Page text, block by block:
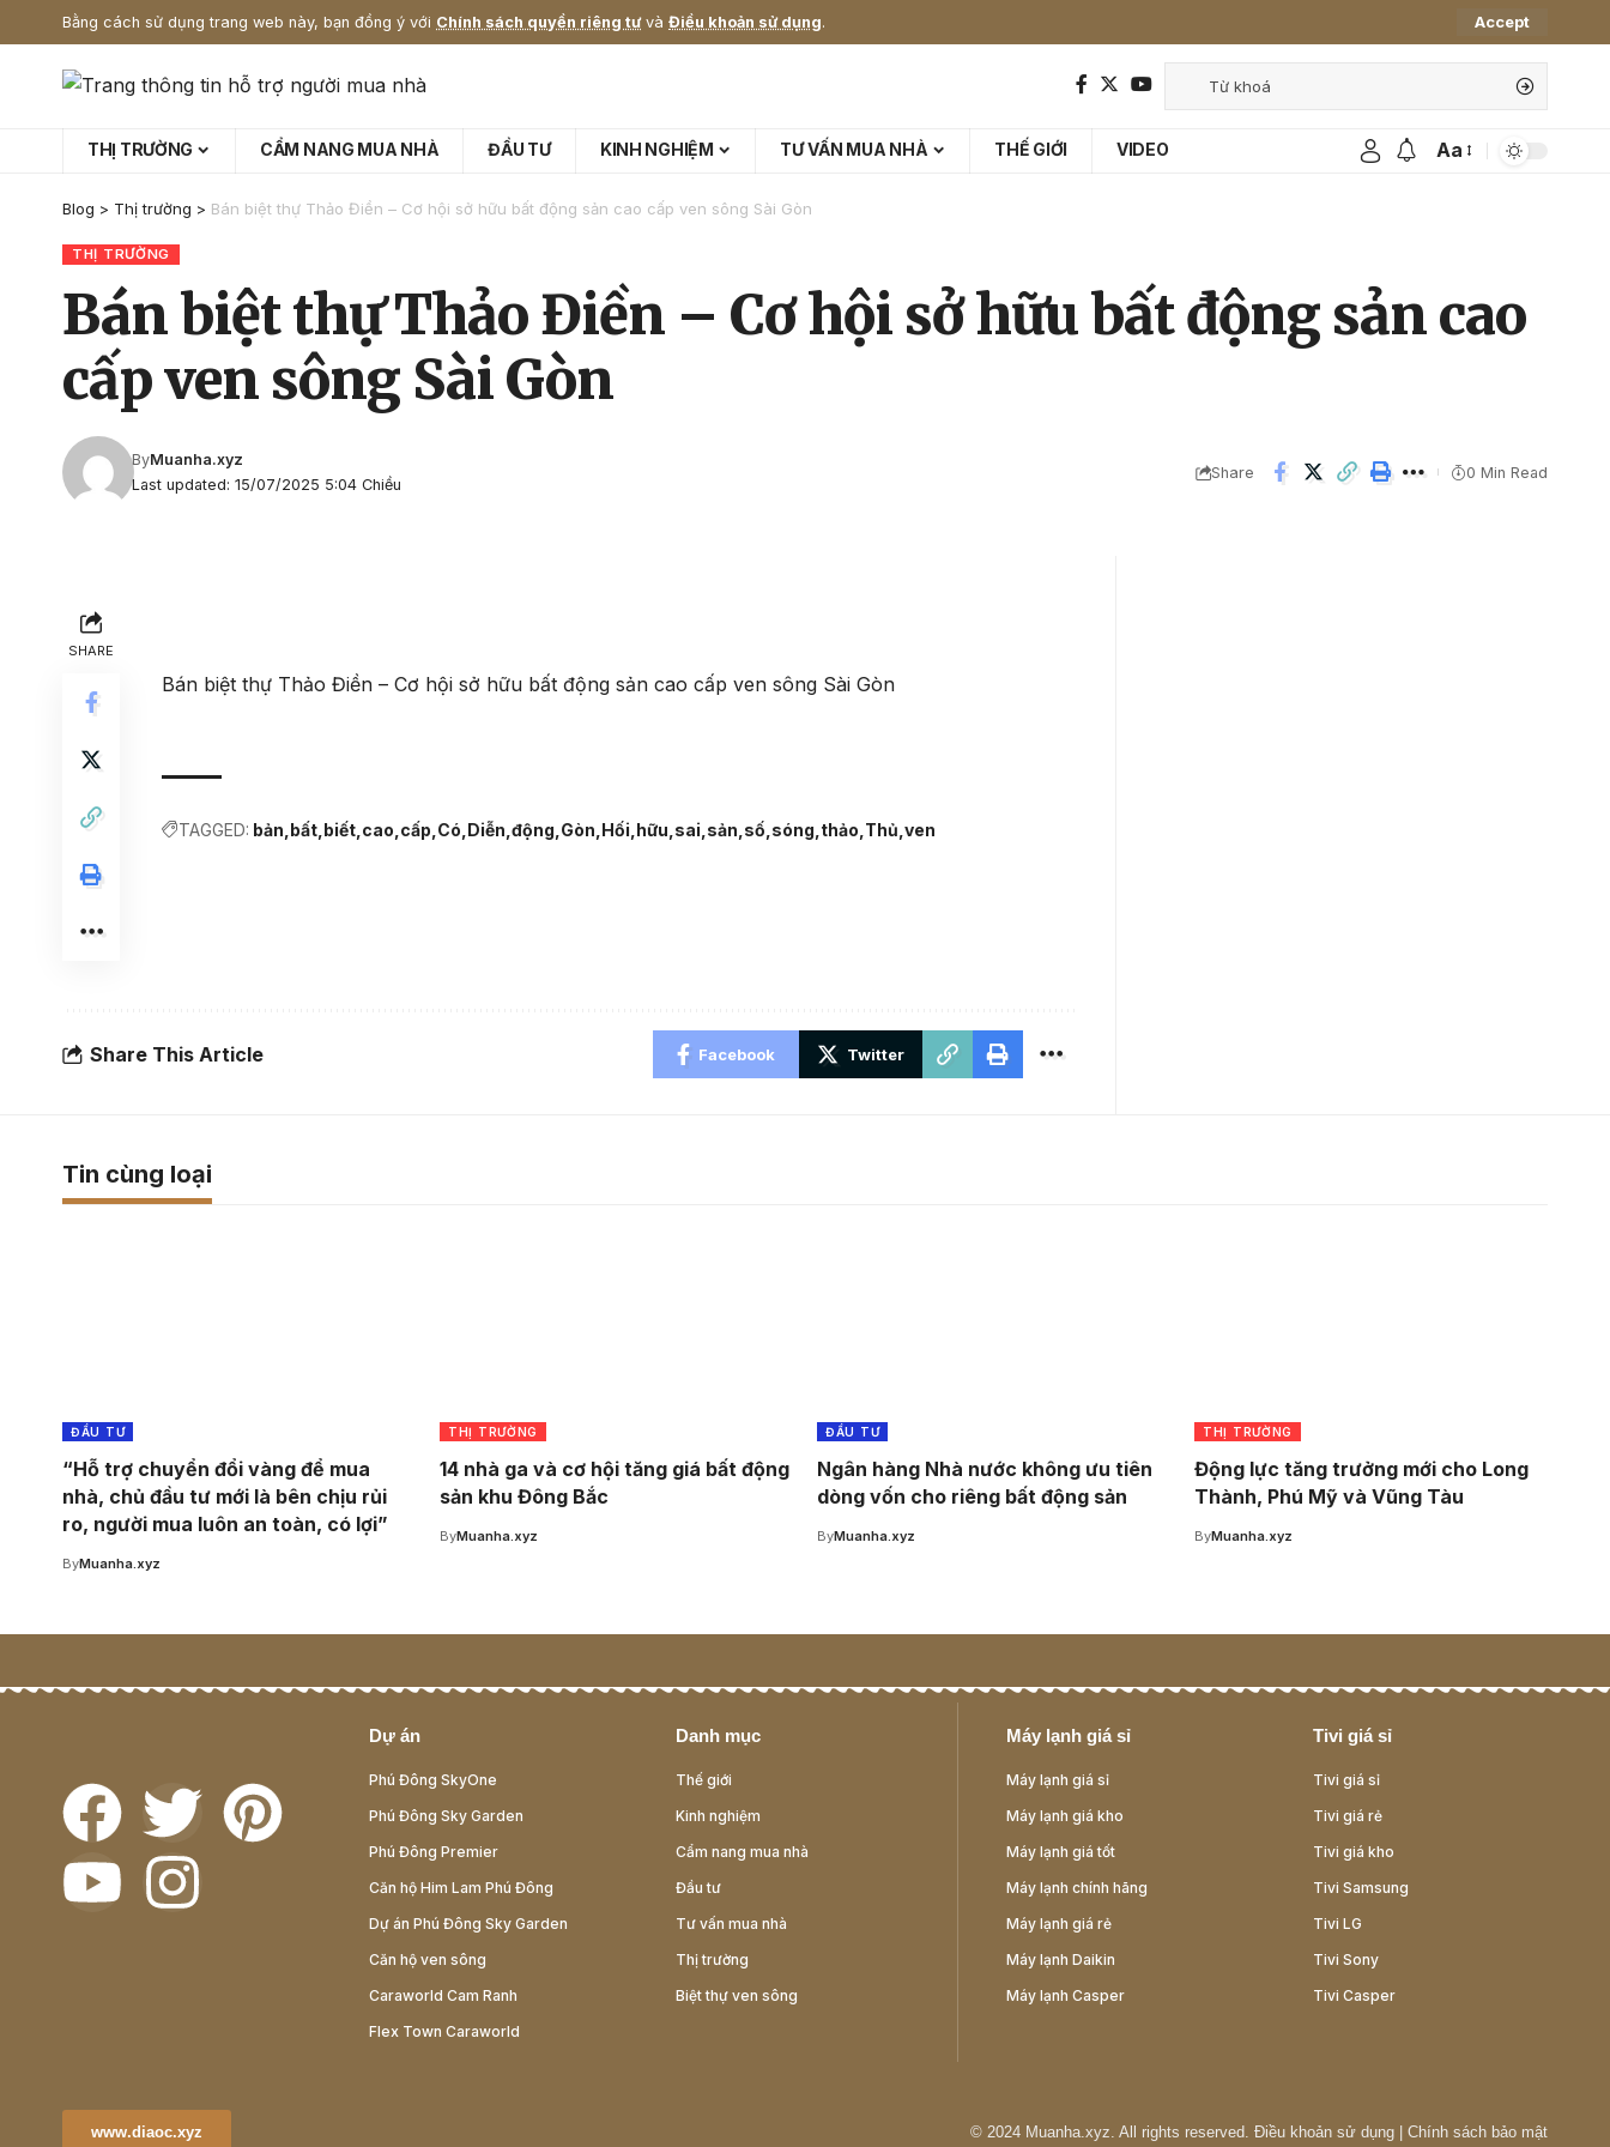
Bằng cách sử dụng trang web này, bạn đồng ý với Chính sách quyền riêng tưvà Điều khoản sử dụng. Accept
THỊ TRƯỜNG CẨM NANG MUA NHÀ ĐẦU TƯ KINH NGHIỆM TƯ VẤN MUA NHÀ THẾ GIỚI VIDEO Aa
Blog > Thị trường > Bán biệt thự Thảo Điền – Cơ hội sở hữu bất động sản cao cấp ven sông Sài Gòn
THỊ TRƯỜNG
Bán biệt thự Thảo Điền – Cơ hội sở hữu bất động sản cao
cấp ven sông Sài Gòn
Last updated: 15/07/2025 5:04 Chiều
ByMuanha.xyz
Share 0 Min Read
SHARE
Bán biệt thự Thảo Điền – Cơ hội sở hữu bất động sản cao cấp ven sông Sài Gòn
TAGGED: bản bất biết cao cấp Có Diễn động Gòn Hối hữu sai sản số sóng thảo Thủ ven
Share This Article Facebook Twitter
Tin cùng loại
ĐẦU TƯ
“Hỗ trợ chuyển đổi vàng để mua
nhà, chủ đầu tư mới là bên chịu rủi
ro, người mua luôn an toàn, có lợi”
ByMuanha.xyz
THỊ TRƯỜNG
14 nhà ga và cơ hội tăng giá bất động
sản khu Đông Bắc
ByMuanha.xyz
ĐẦU TƯ
Ngân hàng Nhà nước không ưu tiên
dòng vốn cho riêng bất động sản
ByMuanha.xyz
THỊ TRƯỜNG
Động lực tăng trưởng mới cho Long
Thành, Phú Mỹ và Vũng Tàu
ByMuanha.xyz
Dự án
Phú Đông SkyOne
Phú Đông Sky Garden
Phú Đông Premier
Căn hộ Him Lam Phú Đông
Dự án Phú Đông Sky Garden
Căn hộ ven sông
Caraworld Cam Ranh
Flex Town Caraworld
Danh mục
Thế giới
Kinh nghiệm
Cẩm nang mua nhà
Đầu tư
Tư vấn mua nhà
Thị trường
Biệt thự ven sông
Máy lạnh giá sỉ
Máy lạnh giá sỉ
Máy lạnh giá kho
Máy lạnh giá tốt
Máy lạnh chính hãng
Máy lạnh giá rẻ
Máy lạnh Daikin
Máy lạnh Casper
Tivi giá sỉ
Tivi giá sỉ
Tivi giá rẻ
Tivi giá kho
Tivi Samsung
Tivi LG
Tivi Sony
Tivi Casper
www.diaoc.xyz © 2024 Muanha.xyz . All rights reserved. Điều khoản sử dụng Chính sách bảo mật